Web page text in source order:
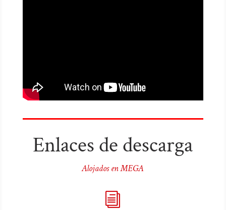
Enlaces de descarga
Alojados en MEGA
i